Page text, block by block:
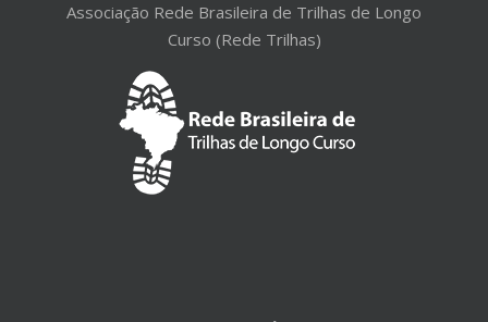
Associação Rede Brasileira de Trilhas de Longo
Curso (Rede Trilhas)